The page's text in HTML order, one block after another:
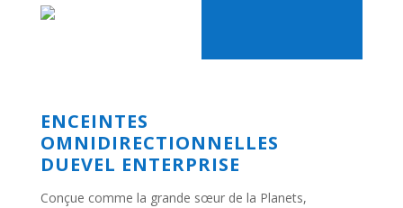
ENCEINTES
OMNIDIRECTIONNELLES
DUEVEL ENTERPRISE
Conçue comme la grande sœur de la Planets,